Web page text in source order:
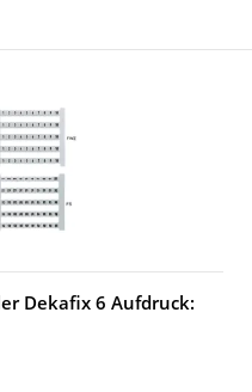
Dekafix 6 Aufdruck: